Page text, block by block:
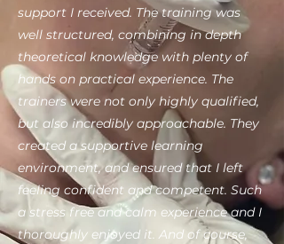
support I received. The training was
well structured, combining in depth
theoretical knowledge with plenty of
hands on practical experience. The
trainers were not only highly qualified,
but also incredibly approachable. They
created a supportive learning
environment, and ensured that I left
feeling confident and competent. Such
a stress free and calm experience and I
thoroughly enjoyed it. And of course,